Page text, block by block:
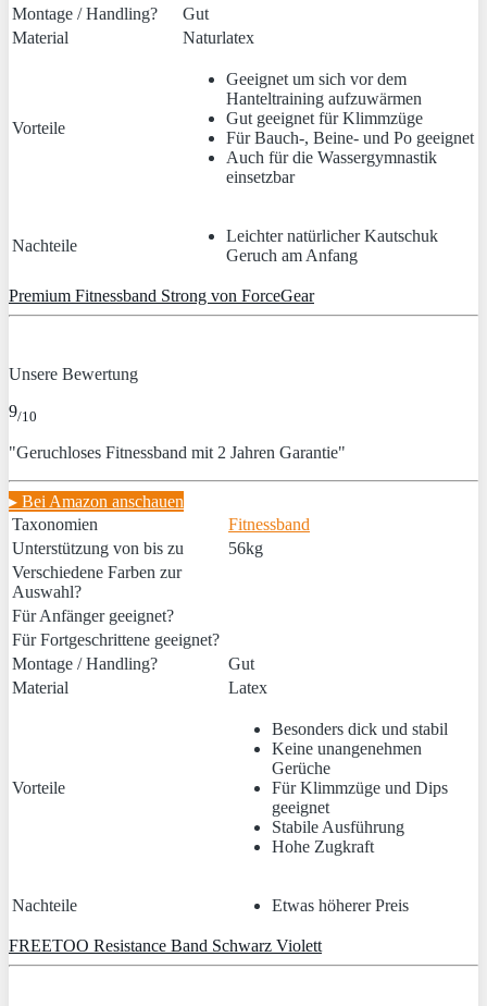
Montage / Handling?
Gut
Material
Naturlatex
Vorteile
Geeignet um sich vor dem
Hanteltraining aufzuwärmen
Gut geeignet für Klimmzüge
Für Bauch-, Beine- und Po geeignet
Auch für die Wassergymnastik
einsetzbar
Nachteile
Leichter natürlicher Kautschuk
Geruch am Anfang
Premium Fitnessband Strong von ForceGear
Unsere Bewertung
9/10
"Geruchloses Fitnessband mit 2 Jahren Garantie"
▸ Bei Amazon anschauen
Taxonomien
Fitnessband
Unterstützung von bis zu
56kg
Verschiedene Farben zur
Auswahl?
Für Anfänger geeignet?
Für Fortgeschrittene geeignet?
Montage / Handling?
Gut
Material
Latex
Vorteile
Besonders dick und stabil
Keine unangenehmen
Gerüche
Für Klimmzüge und Dips
geeignet
Stabile Ausführung
Hohe Zugkraft
Nachteile Etwas höherer Preis
FREETOO Resistance Band Schwarz Violett